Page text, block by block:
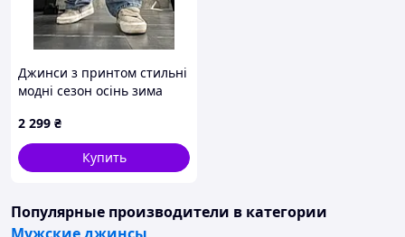
Джинси з принтом стильні
модні сезон осінь зима
2 299 ₴
Купить
Популярные производители в категории